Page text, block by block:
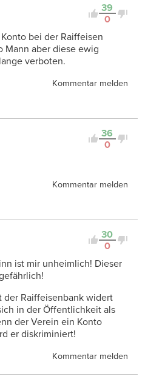
39
0
bei der Raiffeisen
Mann aber diese ewig
verboten.
Kommentar melden
36
0
Kommentar melden
30
0
ist mir unheimlich! Dieser
Raiffeisenbank widert
in der Öffentlichkeit als
der Verein ein Konto
er diskriminiert!
Kommentar melden